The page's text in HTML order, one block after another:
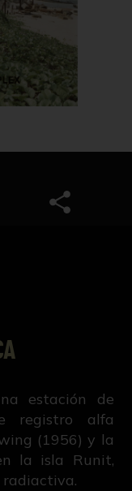
estación de
registro alfa
(1956) y la
la isla Runit,
radiactiva.